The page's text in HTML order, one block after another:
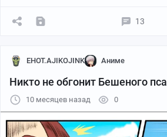
13
EHOT.AJIKOJINK Аниме
Никто не обгонит Бешеного пса
10 месяцев назад 0